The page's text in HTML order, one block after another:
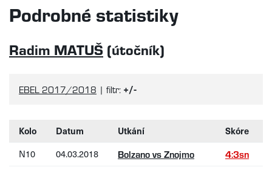
Podrobné statistiky
Radim MATUŠ (útočník)
EBEL 2017/2018 | filtr: +/-
Kolo Datum Utkání Skóre
N10
04.03.2018 Bolzano vs Znojmo 4:3sn